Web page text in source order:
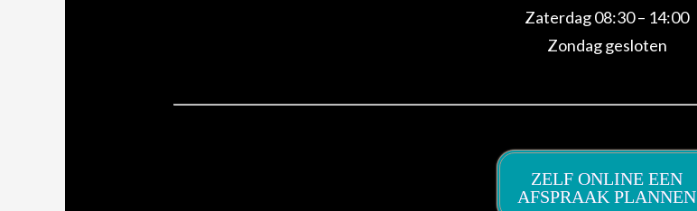
Zaterdag 08:30 – 14:00
Zondag gesloten
ZELF ONLINE EEN
AFSPRAAK PLANNEN